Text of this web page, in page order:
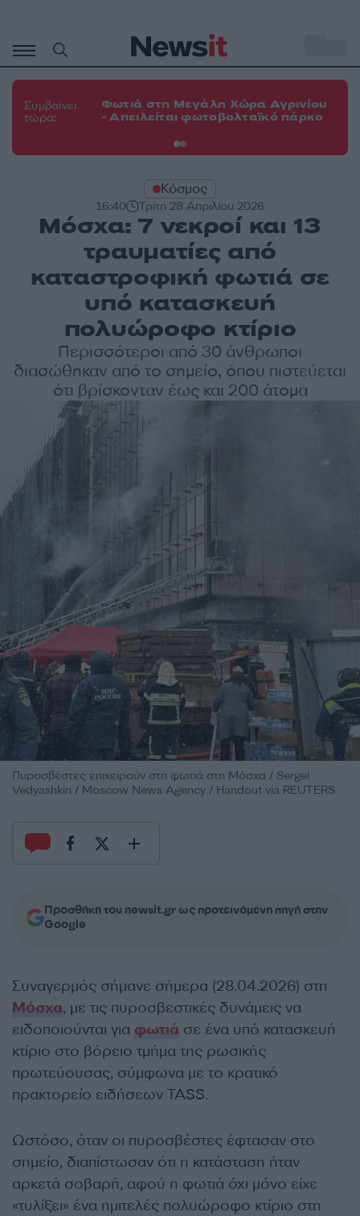
περιεχόμενο
Συμβαίνει
τώρα:
Φωτιά στη Μεγάλη Χώρα Αγρινίου
- Απειλείται φωτοβολταϊκό πάρκο
Κόσμος
16:40 Τρίτη 28 Απριλίου 2026
Μόσχα: 7 νεκροί και 13
τραυματίες από
καταστροφική φωτιά σε
υπό κατασκευή
πολυώροφο κτίριο
Περισσότεροι από 30 άνθρωποι
διασώθηκαν από το σημείο, όπου πιστεύεται
ότι βρίσκονταν έως και 200 άτομα
Πυροσβέστες επιχειρούν στη φωτιά στη Μόσχα / Sergei
Vedyashkin / Moscow News Agency / Handout via REUTERS
Προσθήκη του newsit.gr ως προτεινόμενη πηγή στην
Google
Συναγερμός σήμανε σήμερα (28.04.2026) στη
Μόσχα, με τις πυροσβεστικές δυνάμεις να
ειδοποιούνται για φωτιά σε ένα υπό κατασκευή
κτίριο στο βόρειο τμήμα της ρωσικής
πρωτεύουσας, σύμφωνα με το κρατικό
πρακτορείο ειδήσεων TASS.
Ωστόσο, όταν οι πυροσβέστες έφτασαν στο
σημείο, διαπίστωσαν ότι η κατάσταση ήταν
αρκετά σοβαρή, αφού η φωτιά όχι μόνο είχε
«τυλίξει» ένα ημιτελές πολυώροφο κτίριο στη